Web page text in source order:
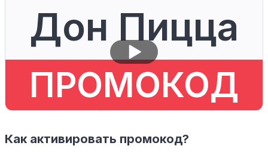
Дон Пицца
ПРОМОКОД
Как активировать промокод?